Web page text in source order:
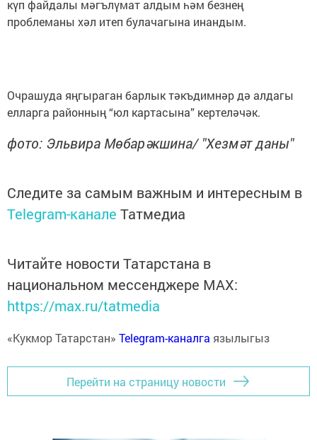
күп файдалы мәгълүмат алдым һәм безнең
проблеманы хәл итеп булачагына инандым.
Очрашуда яңгыраган барлык тәкъдимнәр дә алдагы
елларга районның “юл картасына” кертеләчәк.
фото: Эльвира Мөбарәкшина/ "Хезмәт даны"
Следите за самым важным и интересным в
Telegram-канале Татмедиа
Читайте новости Татарстана в
национальном мессенджере MАХ:
https://max.ru/tatmedia
«Кукмор Татарстан» Telegram-каналга язылыгыз
Перейти на страницу новости